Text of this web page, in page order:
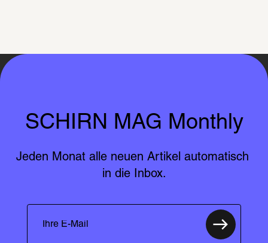
SCHIRN MAG Monthly
Jeden Monat alle neuen Artikel automatisch
in die Inbox.